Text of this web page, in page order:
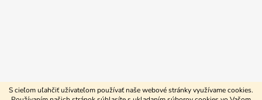
S cieľom uľahčiť užívateľom používať naše webové stránky využívame cookies.